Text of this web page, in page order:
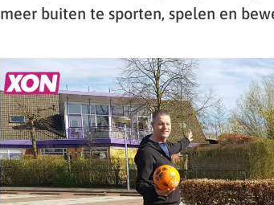
meer buiten te sporten, spelen en